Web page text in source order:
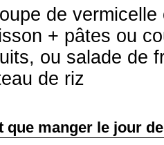
de vermicelle
+ pâtes ou
ou salade de
de riz
que manger le jour